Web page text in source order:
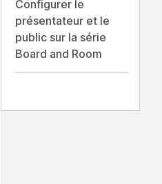
Configurer le
présentateur et le
public sur la série
Board and Room